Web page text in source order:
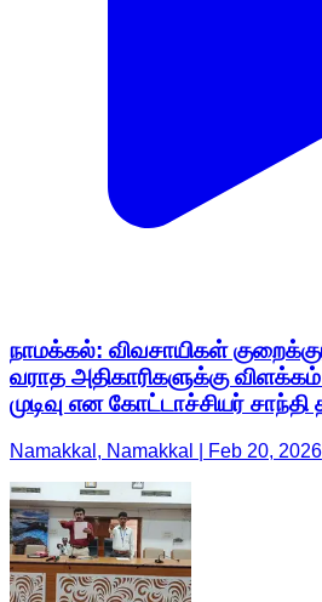
நாமக்கல்: விவசாயிகள்
வராத அதிகாரிகளுக்கு
முடிவு என கோட்டாச்சியர்
Namakkal, Namakkal | Feb 20, 2026